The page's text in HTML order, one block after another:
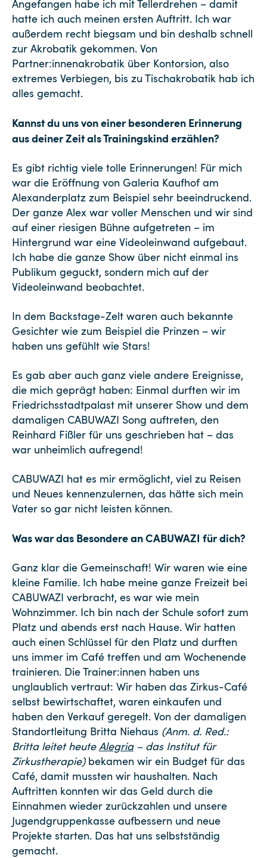
Angefangen habe ich mit Tellerdrehen – damit
hatte ich auch meinen ersten Auftritt. Ich war
außerdem recht biegsam und bin deshalb schnell
zur Akrobatik gekommen. Von
Partner:innenakrobatik über Kontorsion, also
extremes Verbiegen, bis zu Tischakrobatik hab ich
alles gemacht.
Kannst du uns von einer besonderen Erinnerung
aus deiner Zeit als Trainingskind erzählen?
Es gibt richtig viele tolle Erinnerungen! Für mich
war die Eröffnung von Galeria Kaufhof am
Alexanderplatz zum Beispiel sehr beeindruckend.
Der ganze Alex war voller Menschen und wir sind
auf einer riesigen Bühne aufgetreten – im
Hintergrund war eine Videoleinwand aufgebaut.
Ich habe die ganze Show über nicht einmal ins
Publikum geguckt, sondern mich auf der
Videoleinwand beobachtet.
In dem Backstage-Zelt waren auch bekannte
Gesichter wie zum Beispiel die Prinzen – wir
haben uns gefühlt wie Stars!
Es gab aber auch ganz viele andere Ereignisse,
die mich geprägt haben: Einmal durften wir im
Friedrichsstadtpalast mit unserer Show und dem
damaligen CABUWAZI Song auftreten, den
Reinhard Fißler für uns geschrieben hat – das
war unheimlich aufregend!
CABUWAZI hat es mir ermöglicht, viel zu Reisen
und Neues kennenzulernen, das hätte sich mein
Vater so gar nicht leisten können.
Was war das Besondere an CABUWAZI für dich?
Ganz klar die Gemeinschaft! Wir waren wie eine
kleine Familie. Ich habe meine ganze Freizeit bei
CABUWAZI verbracht, es war wie mein
Wohnzimmer. Ich bin nach der Schule sofort zum
Platz und abends erst nach Hause. Wir hatten
auch einen Schlüssel für den Platz und durften
uns immer im Café treffen und am Wochenende
trainieren. Die Trainer:innen haben uns
unglaublich vertraut: Wir haben das Zirkus-Café
selbst bewirtschaftet, waren einkaufen und
haben den Verkauf geregelt. Von der damaligen
Standortleitung Britta Niehaus (Anm. d. Red.:
Britta leitet heuteAlegria– das Institut für
Zirkustherapie)bekamen wir ein Budget für das
Café, damit mussten wir haushalten. Nach
Auftritten konnten wir das Geld durch die
Einnahmen wieder zurückzahlen und unsere
Jugendgruppenkasse aufbessern und neue
Projekte starten. Das hat uns selbstständig
gemacht.